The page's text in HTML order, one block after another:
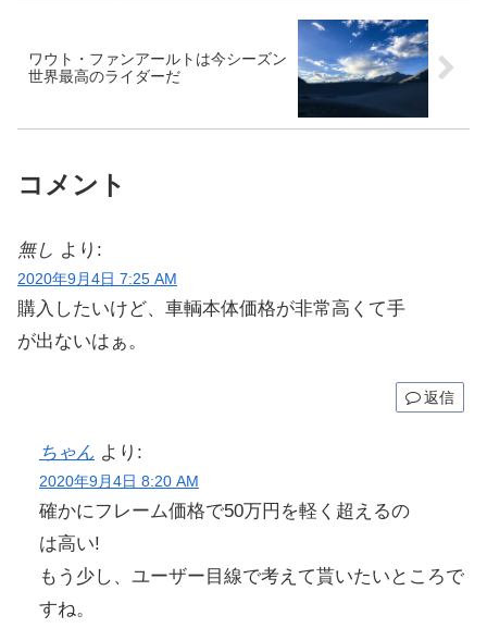
ワウト・ファンアールトは今シーズン
世界最高のライダーだ
コメント
無し より:
2020年9月4日 7:25 AM
購入したいけど、車輌本体価格が非常高くて手
が出ないはぁ。
返信
ちゃん より:
2020年9月4日 8:20 AM
確かにフレーム価格で50万円を軽く超えるの
は高い!
もう少し、ユーザー目線で考えて貰いたいところで
すね。